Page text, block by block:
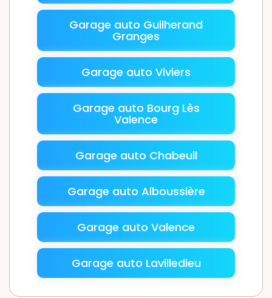
Garage auto Guilherand
Granges
Garage auto Viviers
Garage auto Bourg Lès
Valence
Garage auto Chabeuil
Garage auto Alboussière
Garage auto Valence
Garage auto Lavilledieu